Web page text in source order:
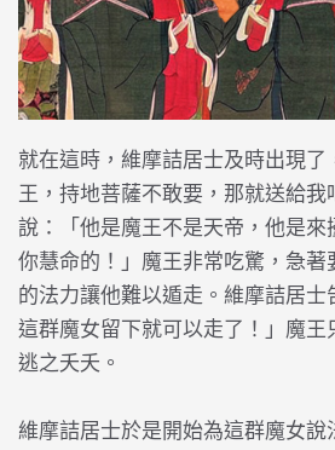
就在這時，維摩詰居士及時出現了
王，持地菩薩不敢要，那就送給我
說：「他是魔王不是天帝，他是來
你慧命的！」魔王非常吃驚，急著
的法力讓他難以遁走。維摩詰居士
這群魔女留下就可以走了！」魔王
逃之夭夭。
維摩詰居士於是開始為這群魔女說